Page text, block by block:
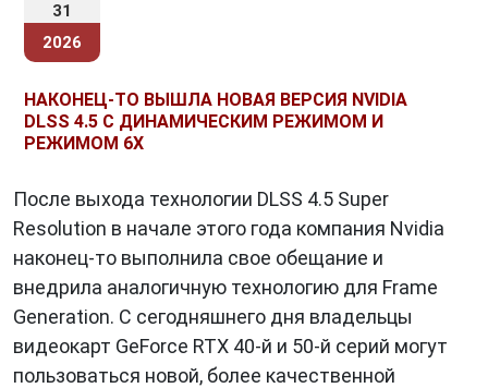
31
2026
НАКОНЕЦ-ТО ВЫШЛА НОВАЯ ВЕРСИЯ NVIDIA
DLSS 4.5 С ДИНАМИЧЕСКИМ РЕЖИМОМ И
РЕЖИМОМ 6X
После выхода технологии DLSS 4.5 Super
Resolution в начале этого года компания Nvidia
наконец-то выполнила свое обещание и
внедрила аналогичную технологию для Frame
Generation. С сегодняшнего дня владельцы
видеокарт GeForce RTX 40-й и 50-й серий могут
пользоваться новой, более качественной